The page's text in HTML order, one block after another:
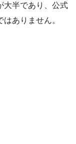
大半であり、公式
ありません。